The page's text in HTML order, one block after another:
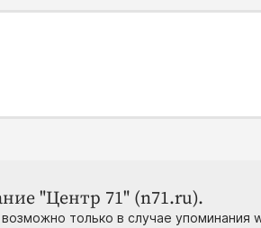
"Центр 71" (n71.ru).
только в случае упоминания